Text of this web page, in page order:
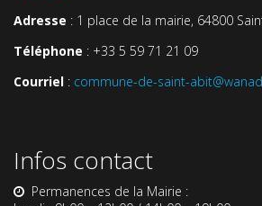
Adresse : 1 place de la mairie, 64800
Téléphone : +33 5 59 71 21 09
Courriel : commune-de-saint-
Infos contact
Permanences de la Mairie :